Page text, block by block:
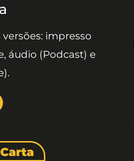
impresso
áudio (Podcast) e